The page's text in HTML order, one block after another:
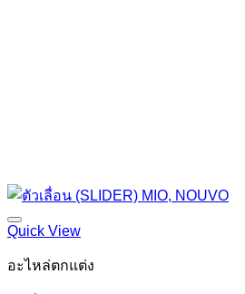
Quick View
อะไหล่ตกแต่ง